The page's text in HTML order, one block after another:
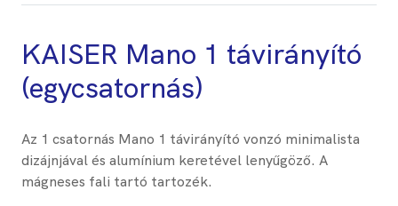
KAISER Mano 1 távirányító
(egycsatornás)
Az 1 csatornás Mano 1 távirányító vonzó minimalista
dizájnjával és alumínium keretével lenyűgöző. A
mágneses fali tartó tartozék.